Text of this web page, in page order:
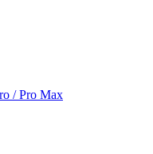
/ Pro Max